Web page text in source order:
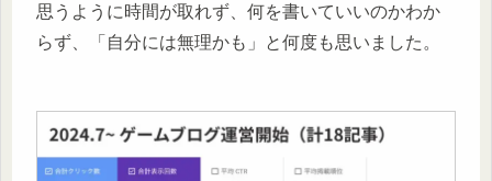
思うように時間が取れず、何を書いていいのかわか
らず、「自分には無理かも」と何度も思いました。